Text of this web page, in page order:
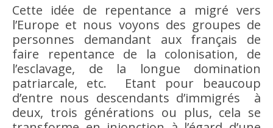
Cette idée de repentance a migré vers
l’Europe et nous voyons des groupes de
personnes demandant aux français de
faire repentance de la colonisation, de
l’esclavage, de la longue domination
patriarcale, etc. Etant pour beaucoup
d’entre nous descendants d’immigrés à
deux, trois générations ou plus, cela se